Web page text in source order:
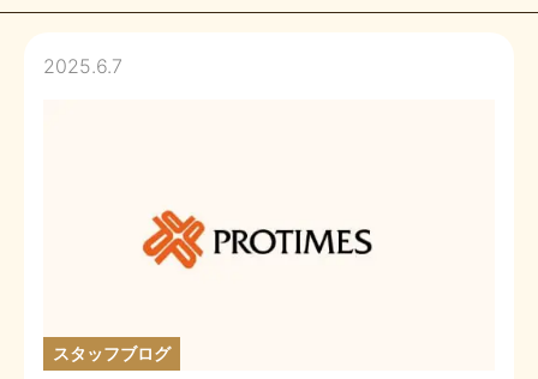
2025.6.7
スタッフブログ